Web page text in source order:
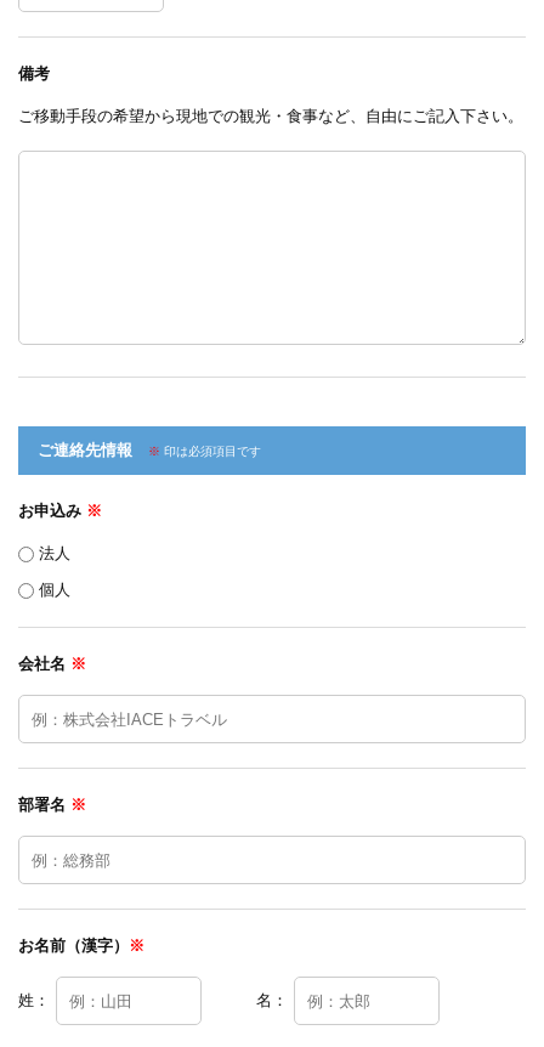
備考
ご移動手段の希望から現地での観光・食事など、自由にご記入下さい。
ご連絡先情報 ※ 印は必須項目です
お申込み ※
法人
個人
会社名 ※
部署名 ※
お名前（漢字） ※
姓： 名：